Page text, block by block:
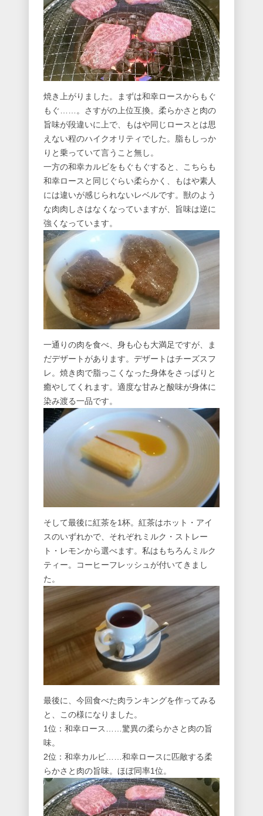
焼き上がりました。まずは和幸ロースからもぐ
もぐ……。さすがの上位互換。柔らかさと肉の
旨味が段違いに上で、もはや同じロースとは思
えない程のハイクオリティでした。脂もしっか
りと乗っていて言うこと無し。
一方の和幸カルビをもぐもぐすると、こちらも
和幸ロースと同じぐらい柔らかく、もはや素人
には違いが感じられないレベルです。獣のよう
な肉肉しさはなくなっていますが、旨味は逆に
強くなっています。
一通りの肉を食べ、身も心も大満足ですが、ま
だデザートがあります。デザートはチーズスフ
レ。焼き肉で脂っこくなった身体をさっぱりと
癒やしてくれます。適度な甘みと酸味が身体に
染み渡る一品です。
そして最後に紅茶を1杯。紅茶はホット・アイ
スのいずれかで、それぞれミルク・ストレー
ト・レモンから選べます。私はもちろんミルク
ティー。コーヒーフレッシュが付いてきまし
た。
最後に、今回食べた肉ランキングを作ってみる
と、この様になりました。
1位：和幸ロース……驚異の柔らかさと肉の旨
味。
2位：和幸カルビ……和幸ロースに匹敵する柔
らかさと肉の旨味。ほぼ同率1位。